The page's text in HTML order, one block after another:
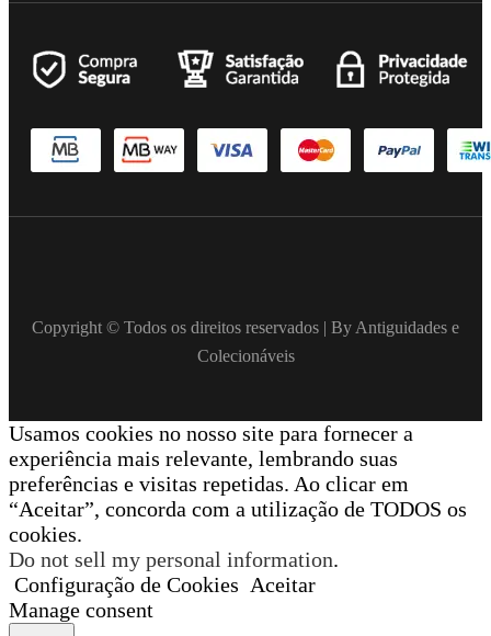
Copyright © Todos os direitos reservados | By Antiguidades e
Colecionáveis
Usamos cookies no nosso site para fornecer a
experiência mais relevante, lembrando suas
preferências e visitas repetidas. Ao clicar em
“Aceitar”, concorda com a utilização de TODOS os
cookies.
Do not sell my personal information.
Configuração de Cookies Aceitar
Manage consent